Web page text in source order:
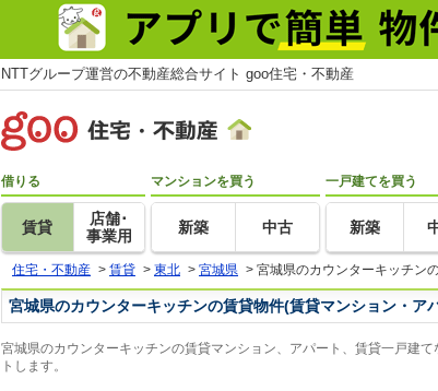
NTTグループ運営の不動産総合サイト goo住宅・不動産
借りる
賃貸
店舗･
事業用
マンションを買う
新築 中古
一戸建てを買う
新築
住宅・不動産 > 賃貸 > 東北 > 宮城県 > 宮城県のカウンターキッチン
宮城県のカウンターキッチンの賃貸物件(賃貸マンション・ア
宮城県のカウンターキッチンの賃貸マンション、アパート、賃貸一戸建
トします。